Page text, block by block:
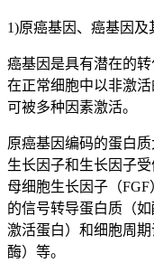
1)原癌基因、癌基因及
癌基因是具有潜在的
在正常细胞中以非激
可被多种因素激活。
原癌基因编码的蛋白
生长因子和生长因子
母细胞生长因子（
的信号转导蛋白质（
激活蛋白）和细胞周
酶）等。